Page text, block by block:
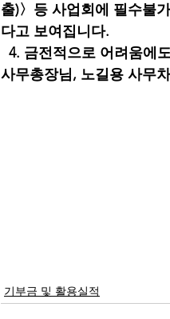
출)〉등 사업회에 필수불
다고 보여집니다.
4. 금전적으로 어려움에
사무총장님, 노길용 사무
기부금 및 활용실적